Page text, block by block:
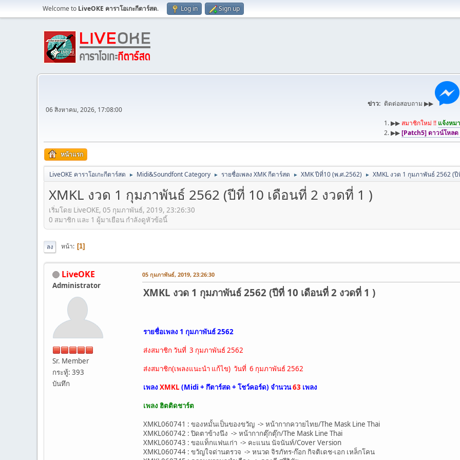
Welcome to LiveOKE คาราโอเกะกีตาร์สด. Log in Sign up
06 สิงหาคม, 2026, 17:08:00
ข่าว: ติดต่อสอบถาม ▶▶
1. ▶▶สมาชิกใหม่ !! แจ้งหม
2. ▶▶[Patch5] ดาวน์โหลด
หน้าแรก
LiveOKE คาราโอเกะกีตาร์สด ► Midi&Soundfont Category ► รายชื่อเพลง XMK กีตาร์สด ► XMK ปีที่10 (พ.ศ.2562) ► XMKL งวด 1 กุมภาพันธ์ 2562 (
XMKL งวด 1 กุมภาพันธ์ 2562 (ปีที่ 10 เดือนที่ 2 งวดที่ 1 )
เริ่มโดย LiveOKE, 05 กุมภาพันธ์, 2019, 23:26:30
0 สมาชิก และ 1 ผู้มาเยือน กำลังดูหัวข้อนี้
ลง หน้า 1
LiveOKE
Administrator
Sr. Member
กระทู้: 393
บันทึก
05 กุมภาพันธ์, 2019, 23:26:30
XMKL งวด 1 กุมภาพันธ์ 2562 (ปีที่ 10 เดือนที่ 2 งวดที่ 1 )
รายชื่อเพลง 1 กุมภาพันธ์ 2562
ส่งสมาชิก วันที่ 3 กุมภาพันธ์ 2562
ส่งสมาชิก(เพลงแนะนำ แก้ไข) วันที่ 6 กุมภาพันธ์ 2562
เพลง XMKL (Midi + กึตาร์สด + โชว์คอร์ด) จำนวน63 เพลง
เพลง ฮิตติดชาร์ต
XMKL060741 : ของหมั้นเป็นของขวัญ -> หน้ากากควายไทย/The Mask Line Thai
XMKL060742 : ปิดตาข้างนึง -> หน้ากากตุ๊กตุ๊ก/The Mask Line Thai
XMKL060743 : ขอแท็กแฟนเก่า -> คะแนน นัจนันท์/Cover Version
XMKL060744 : ขวัญใจด่านตรวจ -> หนวด จิรภัทร-ก๊อก กิจติเดช-เอก เหล็กโคน